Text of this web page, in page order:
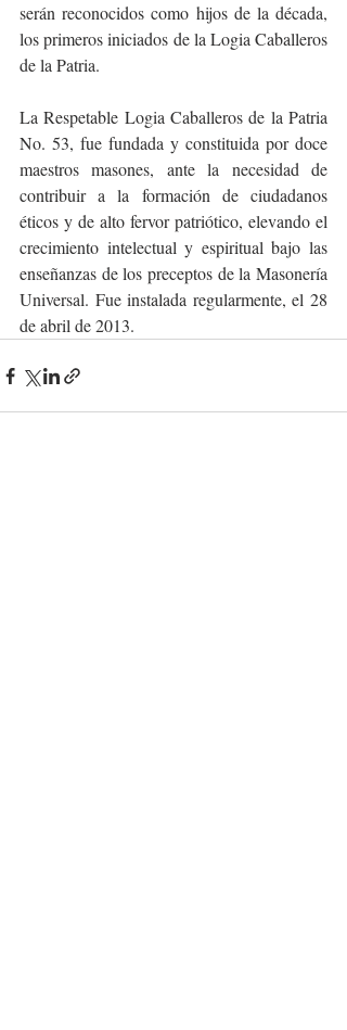
serán reconocidos como hijos de la década,
los primeros iniciados de la Logia Caballeros
de la Patria.
La Respetable Logia Caballeros de la Patria
No. 53, fue fundada y constituida por doce
maestros masones, ante la necesidad de
contribuir a la formación de ciudadanos
éticos y de alto fervor patriótico, elevando el
crecimiento intelectual y espiritual bajo las
enseñanzas de los preceptos de la Masonería
Universal. Fue instalada regularmente, el 28
de abril de 2013.